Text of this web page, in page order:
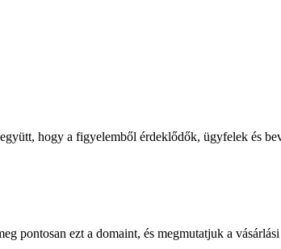
hogy a figyelemből érdeklődők, ügyfelek és
pontosan ezt a domaint, és megmutatjuk a